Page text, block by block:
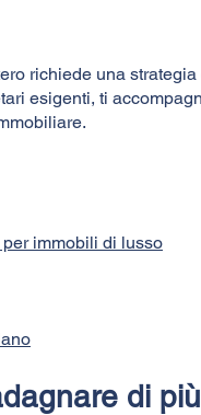
richiede una
esigenti, ti
immobili di lusso
di più